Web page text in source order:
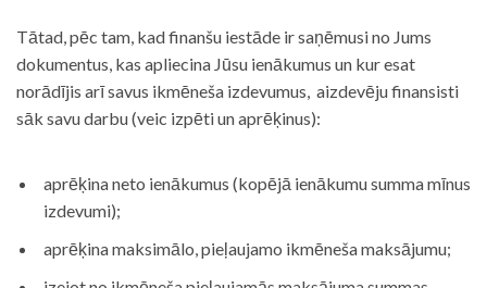
Tātad, pēc tam, kad finanšu iestāde ir saņēmusi no Jums
dokumentus, kas apliecina Jūsu ienākumus un kur esat
norādījis arī savus ikmēneša izdevumus, aizdevēju finansisti
sāk savu darbu (veic izpēti un aprēķinus):
aprēķina neto ienākumus (kopējā ienākumu summa mīnus
izdevumi);
aprēķina maksimālo, pieļaujamo ikmēneša maksājumu;